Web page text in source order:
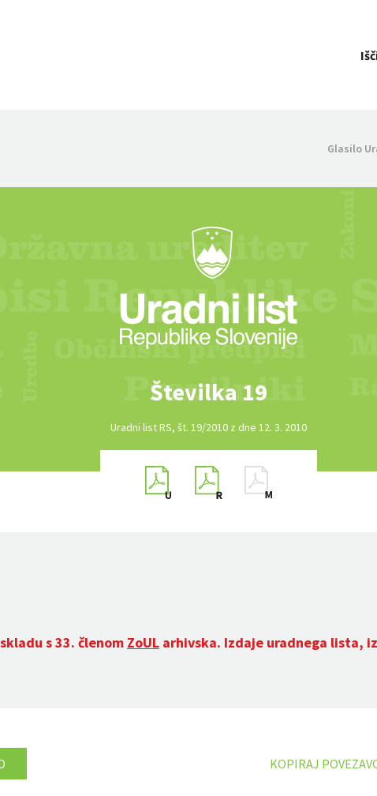
Glasilo
Številka 19
Uradni list RS, št. 19/2010 z dne 12. 3. 2010
s 33. členom ZoUL arhivska. Izdaje uradnega lista,
KOPIRAJ